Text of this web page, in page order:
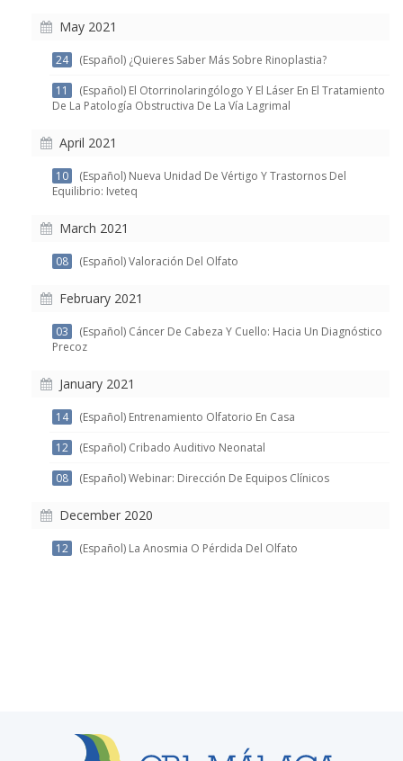
May 2021
24
(Español) ¿Quieres Saber Más Sobre Rinoplastia?
11
(Español) El Otorrinolaringólogo Y El Láser En El Tratamiento
De La Patología Obstructiva De La Vía Lagrimal
April 2021
10
(Español) Nueva Unidad De Vértigo Y Trastornos Del
Equilibrio: Iveteq
March 2021
08 (Español) Valoración Del Olfato
February 2021
03
(Español) Cáncer De Cabeza Y Cuello: Hacia Un Diagnóstico
Precoz
January 2021
14
(Español) Entrenamiento Olfatorio En Casa
12
(Español) Cribado Auditivo Neonatal
08
(Español) Webinar: Dirección De Equipos Clínicos
December 2020
12 (Español) La Anosmia O Pérdida Del Olfato